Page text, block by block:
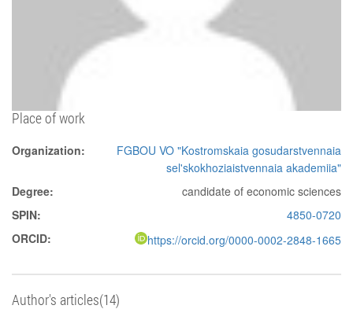
Place of work
Organization:
FGBOU VO "Kostromskaia gosudarstvennaia
sel'skokhoziaistvennaia akademiia"
Degree:
candidate of economic sciences
SPIN:
4850-0720
ORCID:
https://orcid.org/0000-0002-2848-1665
Author's articles(14)